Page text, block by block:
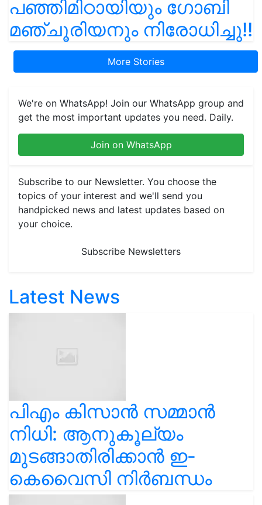
പഞ്ഞിമിഠായിയും ഗോബി
മഞ്ചൂരിയനും നിരോധിച്ചു!!
More Stories
We're on WhatsApp! Join our WhatsApp group and
get the most important updates you need. Daily.
Join on WhatsApp
Subscribe to our Newsletter. You choose the
topics of your interest and we'll send you
handpicked news and latest updates based on
your choice.
Subscribe Newsletters
Latest News
പിഎം കിസാൻ സമ്മാൻ
നിധി: ആനുകൂല്യം
മുടങ്ങാതിരിക്കാൻ ഇ-
കെവൈസി നിർബന്ധം